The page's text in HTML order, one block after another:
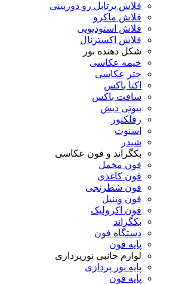
فلاش پرتابل رو دوربینی
فلاش ماکرو
فلاش استودیویی
فلاش اکسترنال
شکل دهنده نور
خیمه عکاسی
چتر عکاسی
اکتا باکس
سافت باکس
بیوتی دیش
رفلکتور
اسنوت
شیدر
بکگراند و فون عکاسی
فون مخمل
فون کاغذی
فون شطرنجی
فون وینیل
فون اکرولیک
بکگراند
دستگاه فون
پایه فون
لوازم جانبی نورپردازی
پایه نور پردازی
پایه فون